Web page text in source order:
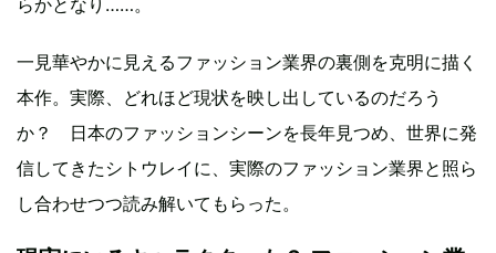
一見華やかに見えるファッション業界の裏側を克明に描く
本作。実際、どれほど現状を映し出しているのだろう
か？ 日本のファッションシーンを長年見つめ、世界に発
信してきたシトウレイに、実際のファッション業界と照ら
し合わせつつ読み解いてもらった。